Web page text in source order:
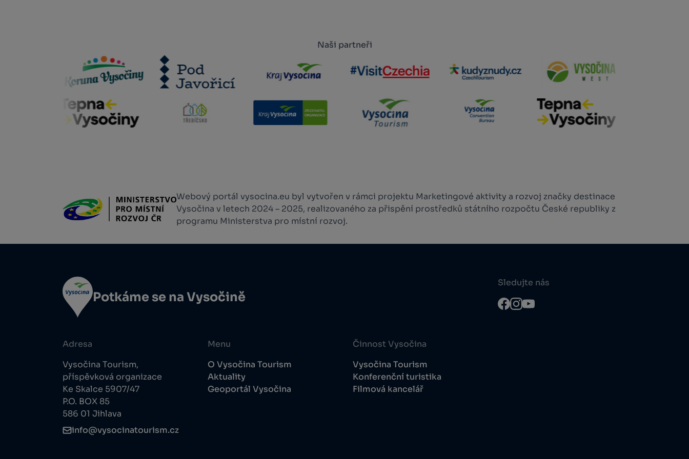
Naši partneři
Webový portál vysocina.eu byl vytvořen v rámci projektu Marketingové aktivity a rozvoj značky destinace
Vysočina v letech 2024 – 2025, realizovaného za přispění prostředků státního rozpočtu České republiky z
programu Ministerstva pro místní rozvoj.
Potkáme se na Vysočině
Adresa
Vysočina Tourism,
příspěvková organizace
Ke Skalce 5907/47
P.O. BOX 85
586 01 Jihlava
info@vysocinatourism.cz
Menu
O Vysočina Tourism
Aktuality
Geoportál Vysočina
Činnost Vysočina
Vysočina Tourism
Konferenční turistika
Filmová kancelář
Sledujte nás